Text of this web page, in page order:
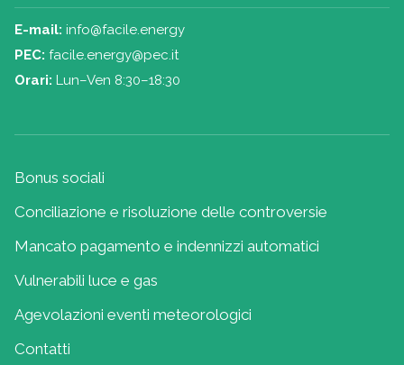
E-mail: info@facile.energy
PEC: facile.energy@pec.it
Orari: Lun–Ven 8:30–18:30
Bonus sociali
Conciliazione e risoluzione delle controversie
Mancato pagamento e indennizzi automatici
Vulnerabili luce e gas
Agevolazioni eventi meteorologici
Contatti